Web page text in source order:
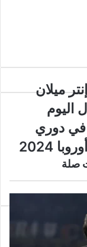
ميلان
اليوم
دوري
2024
صلة